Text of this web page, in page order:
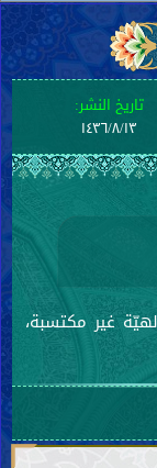
تاريخ النشر:
١٤٣٦/٨/١٣
غير مكتسبة،